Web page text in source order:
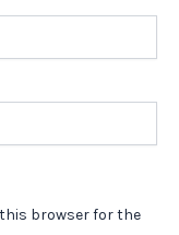
this browser for the